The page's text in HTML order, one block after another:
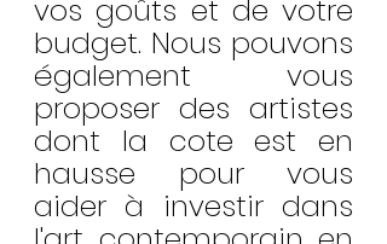
vos goûts et de votre
budget. Nous pouvons
également vous
proposer des artistes
dont la cote est en
hausse pour vous
aider à investir dans